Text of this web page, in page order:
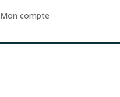
Mon compte